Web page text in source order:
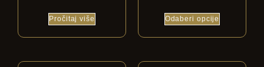
Pročitaj više Odaberi opcije